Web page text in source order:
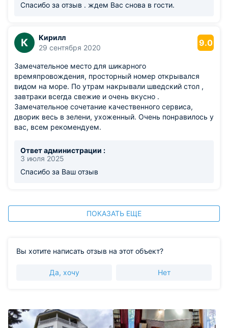
Спасибо за отзыв . ждем Вас снова в гости.
К
Кирилл
29 сентября 2020
9.0
Замечательное место для шикарного
времяпровождения, просторный номер открывался
видом на море. По утрам накрывали шведский стол ,
завтраки всегда свежие и очень вкусно .
Замечательное сочетание качественного сервиса,
дворик весь в зелени, ухоженный. Очень понравилось у
вас, всем рекомендуем.
Ответ администрации :
3 июля 2025
Спасибо за Ваш отзыв
ПОКАЗАТЬ ЕЩЕ
Вы хотите написать отзыв на этот объект?
Да, хочу Нет